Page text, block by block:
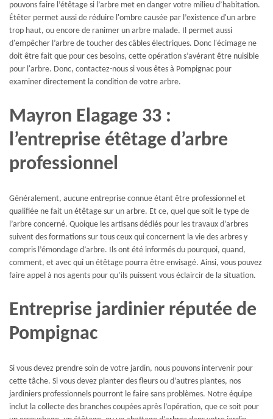
pouvons faire l’étêtage si l’arbre met en danger votre milieu d’habitation.
Étêter permet aussi de réduire l'ombre causée par l’existence d'un arbre
trop haut, ou encore de ranimer un arbre malade. Il permet aussi
d'empêcher l’arbre de toucher des câbles électriques. Donc l'écimage ne
doit être fait que pour ces besoins, cette opération s’avérant être nuisible
pour l'arbre. Donc, contactez-nous si vous êtes à Pompignac pour
examiner directement la condition de votre arbre.
Mayron Elagage 33 :
l’entreprise étêtage d’arbre
professionnel
Généralement, aucune entreprise connue étant être professionnel et
qualifiée ne fait un étêtage sur un arbre. Et ce, quel que soit le type de
l’arbre concerné. Quoique les artisans dédiés pour les travaux d’arbres
suivent des formations sur tous ceux qui concernent la vie des arbres y
compris l’émondage d’arbre. Ils ont été informés du pourquoi, quand,
comment, et avec qui un étêtage pourra être envisagé. Ainsi, vous pouvez
faire appel à nos agents pour qu’ils puissent vous éclaircir de la situation.
Entreprise jardinier réputée de
Pompignac
Si vous devez prendre soin de votre jardin, nous pouvons intervenir pour
cette tâche. Si vous devez planter des fleurs ou d’autres plantes, nos
jardiniers professionnels pourront le faire sans problèmes. Notre équipe
inclut la collecte des branches coupées après l’opération, que ce soit pour